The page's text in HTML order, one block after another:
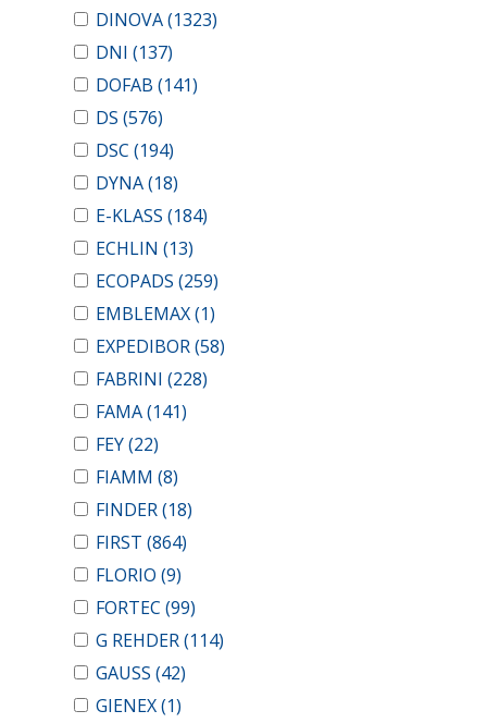
DINOVA(1323)
DNI (137)
DOFAB (141)
DS (576)
DSC (194)
DYNA(18)
E-KLASS (184)
ECHLIN (13)
ECOPADS (259)
EMBLEMAX(1)
EXPEDIBOR(58)
FABRINI (228)
FAMA(141)
FEY(22)
FIAMM (8)
FINDER(18)
FIRST (864)
FLORIO (9)
FORTEC (99)
G REHDER(114)
GAUSS (42)
GIENEX(1)